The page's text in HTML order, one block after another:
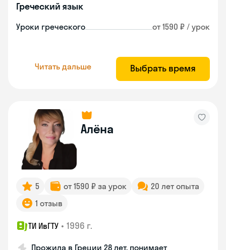
Греческий язык
Уроки греческого от 1590 ₽ / урок
Читать дальше Выбрать время
Алёна
5 от 1590 ₽ за урок
20 лет опыта
1 отзыв
ТИ ИвГТУ • 1996 г.
Прожила в Греции 28 лет, понимает